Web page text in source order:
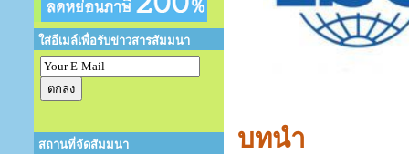
ใส่อีเมล์เพื่อรับข่าวสารสัมมนา
สถานที่จัดสัมมนา
บทนำ